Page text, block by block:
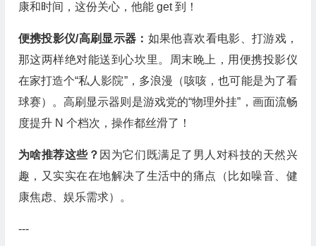
康和时间，这份关心，他能 get 到！
便携投影仪/高刷显示器： 如果他喜欢看电影、打游戏，
那这两样绝对能送到心坎里。周末晚上，用便携投影仪
在家打造个“私人影院”，多浪漫（咳咳，也可能是为了看
球赛）。高刷显示器则是游戏党的“物理外挂”，画面流畅
度提升 N 个档次，操作都丝滑了！
为啥推荐这些？ 因为它们既满足了男人对科技的天然兴
趣，又实实在在地解决了生活中的痛点（比如噪音、健
康焦虑、娱乐需求）。
---